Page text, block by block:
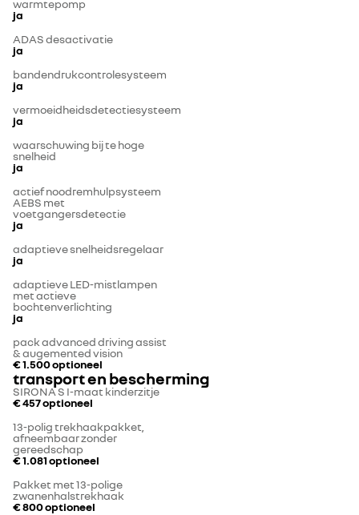
warmtepomp
ja
ADAS desactivatie
ja
bandendrukcontrolesysteem
ja
vermoeidheidsdetectiesysteem
ja
waarschuwing bij te hoge
snelheid
ja
actief noodremhulpsysteem
AEBS met
voetgangersdetectie
ja
adaptieve snelheidsregelaar
ja
adaptieve LED-mistlampen
met actieve
bochtenverlichting
ja
pack advanced driving assist
& augemented vision
€ 1.500optioneel
transport en bescherming
SIRONA S I-maat kinderzitje
€ 457optioneel
13-polig trekhaakpakket,
afneembaar zonder
gereedschap
€ 1.081optioneel
Pakket met 13-polige
zwanenhalstrekhaak
€ 800optioneel